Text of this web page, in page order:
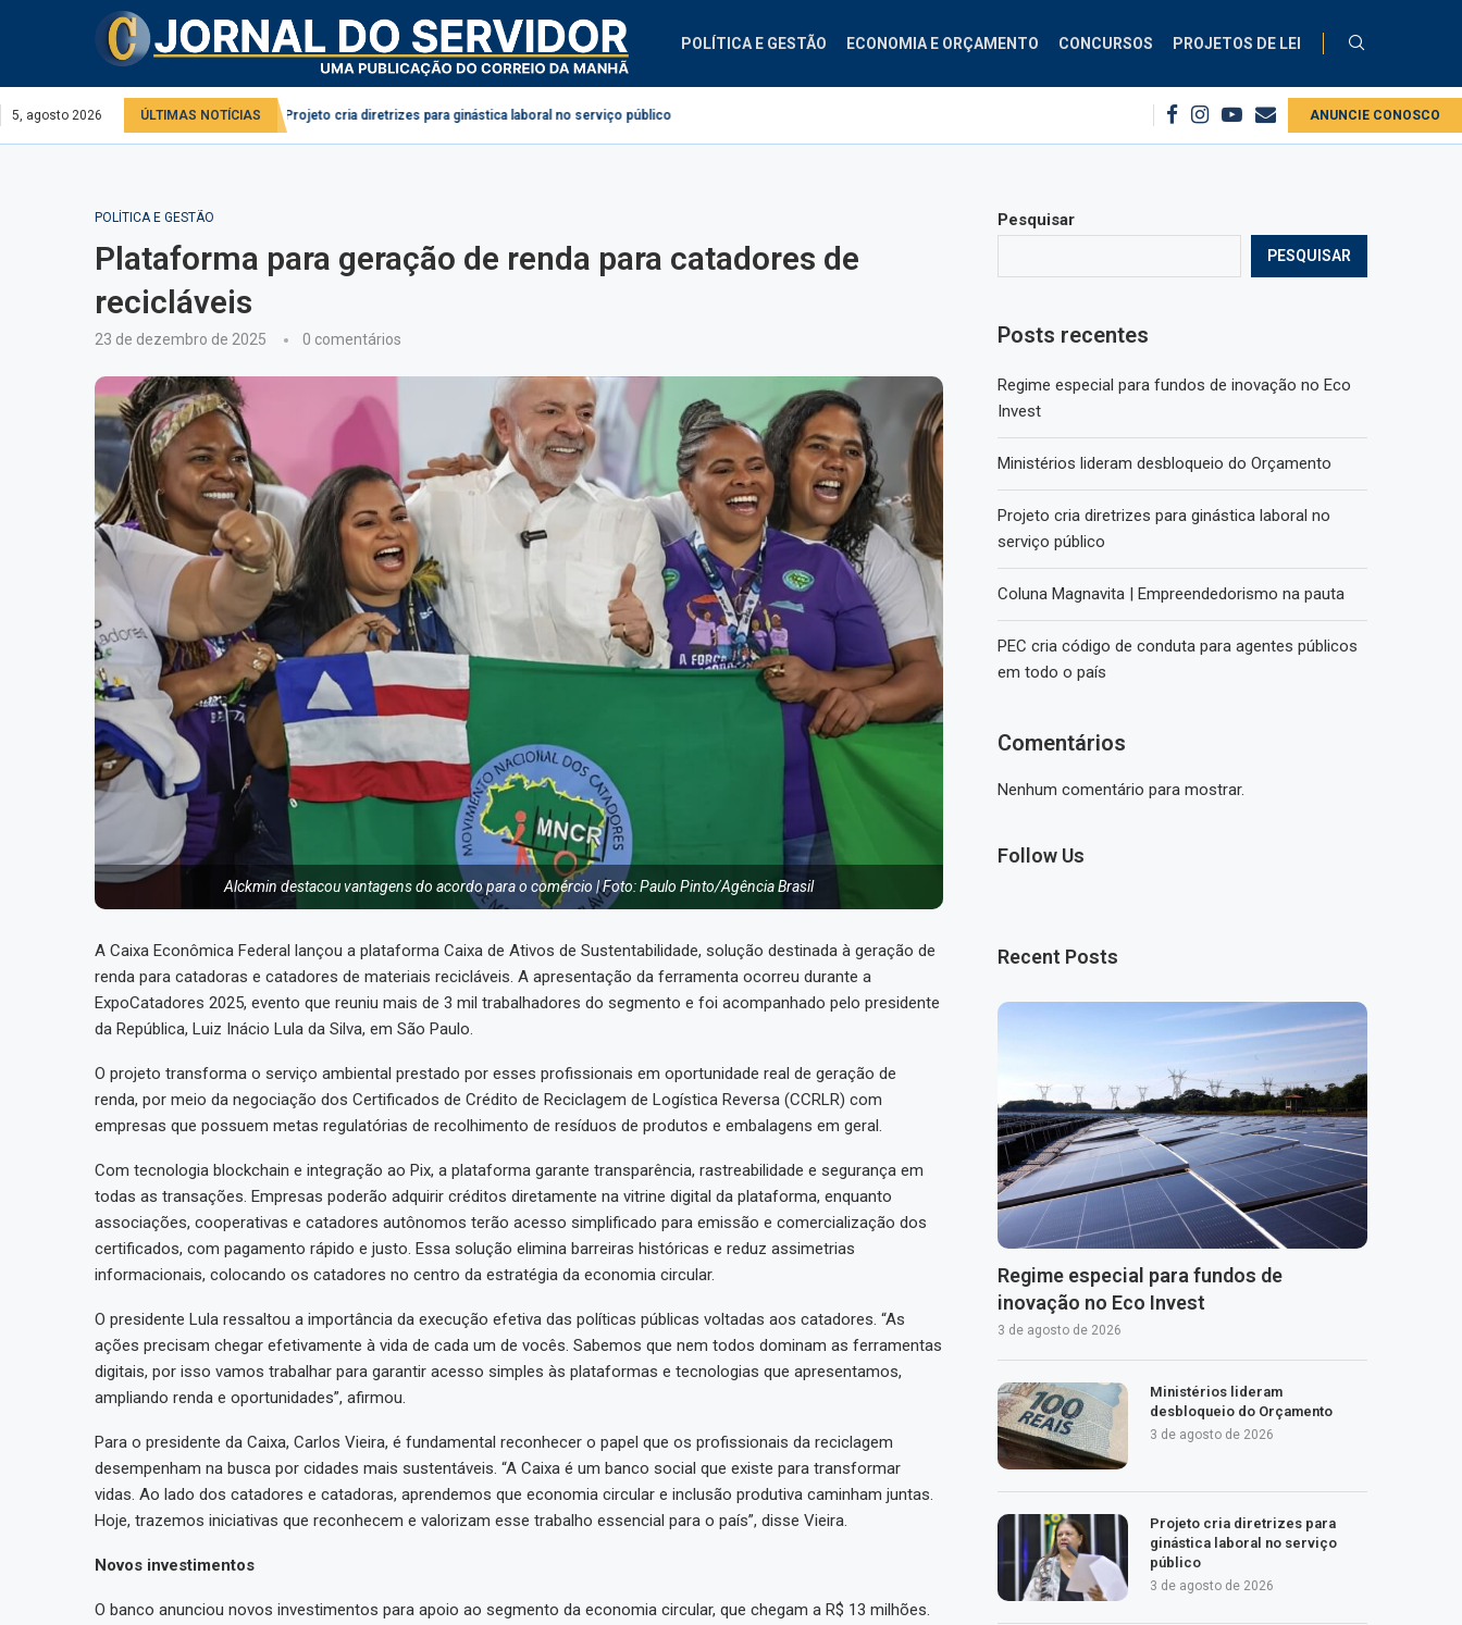
POLÍTICA E GESTÃO ECONOMIA E ORÇAMENTO CONCURSOS PROJETOS DE LEI
5, agosto 2026 ÚLTIMAS NOTÍCIAS
público e privado Projeto cria diretrizes para ginástica laboral no serviço público PEC cria código de conduta para agentes públicos em todo o... Regime especial para fundos de inovação no Eco InvestANUNCIE CONOSCO
POLÍTICA E GESTÃO
Plataforma para geração de renda para catadores de
recicláveis
23 de dezembro de 2025 0 comentários
Alckmin destacou vantagens do acordo para o comércio | Foto: Paulo Pinto/Agência Brasil
A Caixa Econômica Federal lançou a plataforma Caixa de Ativos de Sustentabilidade, solução destinada à geração de
renda para catadoras e catadores de materiais recicláveis. A apresentação da ferramenta ocorreu durante a
ExpoCatadores 2025, evento que reuniu mais de 3 mil trabalhadores do segmento e foi acompanhado pelo presidente
da República, Luiz Inácio Lula da Silva, em São Paulo.
O projeto transforma o serviço ambiental prestado por esses profissionais em oportunidade real de geração de
renda, por meio da negociação dos Certificados de Crédito de Reciclagem de Logística Reversa (CCRLR) com
empresas que possuem metas regulatórias de recolhimento de resíduos de produtos e embalagens em geral.
Com tecnologia blockchain e integração ao Pix, a plataforma garante transparência, rastreabilidade e segurança em
todas as transações. Empresas poderão adquirir créditos diretamente na vitrine digital da plataforma, enquanto
associações, cooperativas e catadores autônomos terão acesso simplificado para emissão e comercialização dos
certificados, com pagamento rápido e justo. Essa solução elimina barreiras históricas e reduz assimetrias
informacionais, colocando os catadores no centro da estratégia da economia circular.
O presidente Lula ressaltou a importância da execução efetiva das políticas públicas voltadas aos catadores. “As
ações precisam chegar efetivamente à vida de cada um de vocês. Sabemos que nem todos dominam as ferramentas
digitais, por isso vamos trabalhar para garantir acesso simples às plataformas e tecnologias que apresentamos,
ampliando renda e oportunidades”, afirmou.
Para o presidente da Caixa, Carlos Vieira, é fundamental reconhecer o papel que os profissionais da reciclagem
desempenham na busca por cidades mais sustentáveis. “A Caixa é um banco social que existe para transformar
vidas. Ao lado dos catadores e catadoras, aprendemos que economia circular e inclusão produtiva caminham juntas.
Hoje, trazemos iniciativas que reconhecem e valorizam esse trabalho essencial para o país”, disse Vieira.
Novos investimentos
O banco anunciou novos investimentos para apoio ao segmento da economia circular, que chegam a R$ 13 milhões.
Pesquisar
PESQUISAR
Posts recentes
Regime especial para fundos de inovação no Eco
Invest
Ministérios lideram desbloqueio do Orçamento
Projeto cria diretrizes para ginástica laboral no
serviço público
Coluna Magnavita | Empreendedorismo na pauta
PEC cria código de conduta para agentes públicos
em todo o país
Comentários
Nenhum comentário para mostrar.
Follow Us
Recent Posts
Regime especial para fundos de
inovação no Eco Invest
3 de agosto de 2026
Ministérios lideram
desbloqueio do Orçamento
3 de agosto de 2026
Projeto cria diretrizes para
ginástica laboral no serviço
público
3 de agosto de 2026